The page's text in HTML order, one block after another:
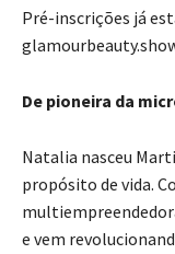
Pré-inscrições já
De pioneira da
Natalia nasceu
propósito de vida.
e vem